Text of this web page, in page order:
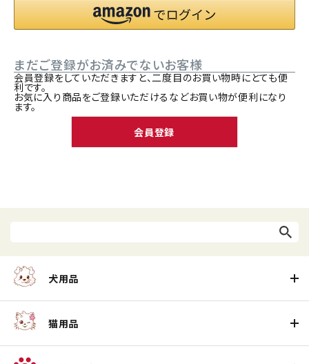
まだご登録がお済みでないお客様
会員登録をしていただきますと、二度目のお買い物時にとても便
利です。
お気に入り商品をご登録いただけるなどお買い物が便利になり
ます。
会員登録
犬用品
猫用品